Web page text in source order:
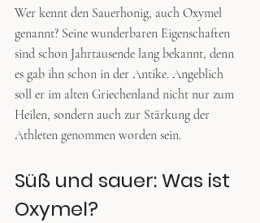
Wer kennt den Sauerhonig, auch Oxymel
genannt? Seine wunderbaren Eigenschaften
sind schon Jahrtausende lang bekannt, denn
es gab ihn schon in der Antike. Angeblich
soll er im alten Griechenland nicht nur zum
Heilen, sondern auch zur Stärkung der
Athleten genommen worden sein.
Süß und sauer: Was ist
Oxymel?